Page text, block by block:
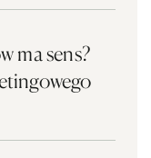
ma sens?